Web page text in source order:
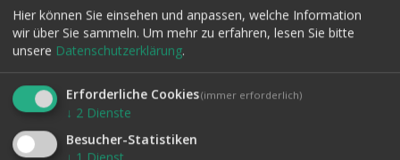
Verwandte Artikel
Hier können Sie einsehen und anpassen, welche Information
wir über Sie sammeln. Um mehr zu erfahren, lesen Sie bitte
unsere Datenschutzerklärung.
Erforderliche Cookies(immer erforderlich)
↓ 2 Dienste
Besucher-Statistiken